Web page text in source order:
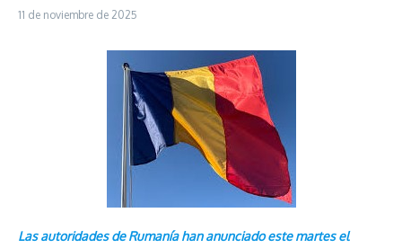
11 de noviembre de 2025
Las autoridades de Rumanía han anunciado este martes el